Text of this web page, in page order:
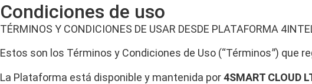
Condiciones de uso
TÉRMINOS Y CONDICIONES DE USAR DESDE PLATAFORMA
Estos son los Términos y Condiciones de Uso (“Términosˮ) que
La Plataforma está disponible y mantenida por4SMART CLOUD